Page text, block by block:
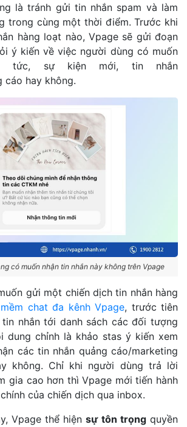
là tránh gửi tin nhắn spam và làm
trong cùng một thời điểm. Trước khi
hàng loạt nào, Vpage sẽ gửi đoạn
ý kiến về việc người dùng có muốn
tức, sự kiện mới, tin nhắn
cáo hay không.
có muốn nhận tin nhắn này không trên Vpage
gửi một chiến dịch tin nhắn hàng
chat đa kênh Vpage, trước tiên
nhắn tới danh sách các đối tượng
dung chỉnh là khảo stas ý kiến xem
các tin nhắn quảng cáo/marketing
không. Chỉ khi người dùng trả lời
gia cao hơn thì Vpage mới tiến hành
của chiến dịch qua inbox.
Vpage thể hiệnsự tôn trọngquyền